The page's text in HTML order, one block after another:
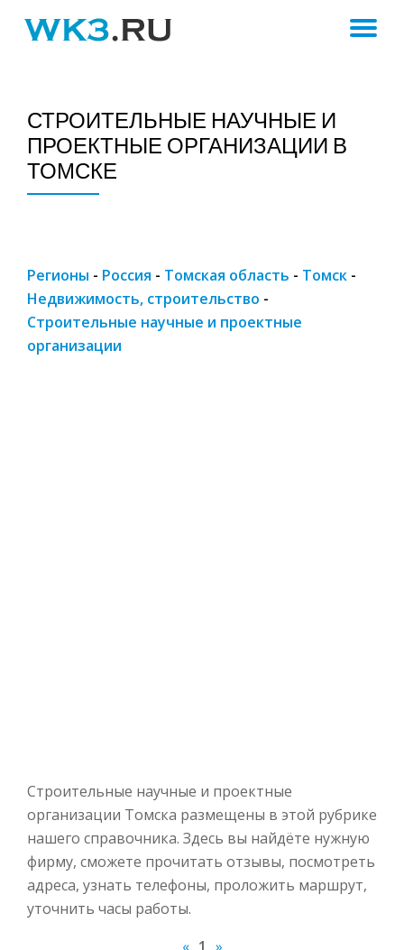
СТРОИТЕЛЬНЫЕ НАУЧНЫЕ И
ПРОЕКТНЫЕ ОРГАНИЗАЦИИ В
ТОМСКЕ
Регионы - Россия - Томская область - Томск -
Недвижимость, строительство -
Строительные научные и проектные
организации
Строительные научные и проектные
организации Томска размещены в этой рубрике
нашего справочника. Здесь вы найдёте нужную
фирму, сможете прочитать отзывы, посмотреть
адреса, узнать телефоны, проложить маршрут,
уточнить часы работы.